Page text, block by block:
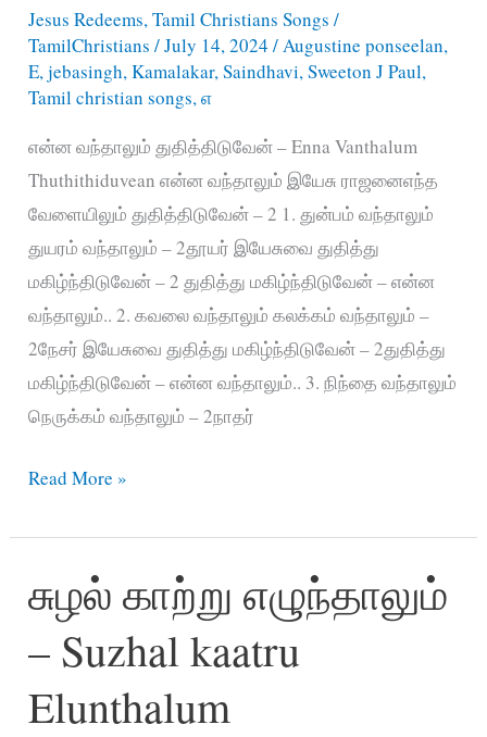
Jesus Redeems,Tamil Christians Songs /
TamilChristians/July 14, 2024/Augustine ponseelan,
E,jebasingh,Kamalakar,Saindhavi,Sweeton J Paul,
Tamil christian songs,எ
என்ன வந்தாலும் துதித்திடுவேன் – Enna Vanthalum
Thuthithiduvean என்ன வந்தாலும் இயேசு ராஜனைஎந்த
வேளையிலும் துதித்திடுவேன் – 2 1. துன்பம் வந்தாலும்
துயரம் வந்தாலும் – 2தூயர் இயேசுவை துதித்து
மகிழ்ந்திடுவேன் – 2 துதித்து மகிழ்ந்திடுவேன் – என்ன
வந்தாலும்.. 2. கவலை வந்தாலும் கலக்கம் வந்தாலும் –
2நேசர் இயேசுவை துதித்து மகிழ்ந்திடுவேன் – 2துதித்து
மகிழ்ந்திடுவேன் – என்ன வந்தாலும்.. 3. நிந்தை வந்தாலும்
நெருக்கம் வந்தாலும் – 2நாதர்
என்ன
துதித்திடுவேன்
Enna
Vanthalum
Read More »
சுழல் காற்று எழுந்தாலும்
– Suzhal kaatru
Elunthalum